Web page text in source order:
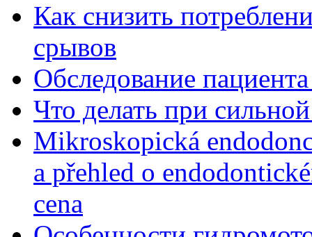
Как снизить
срывов
Обследование
Что делать при
Mikroskopická
a přehled o
cena